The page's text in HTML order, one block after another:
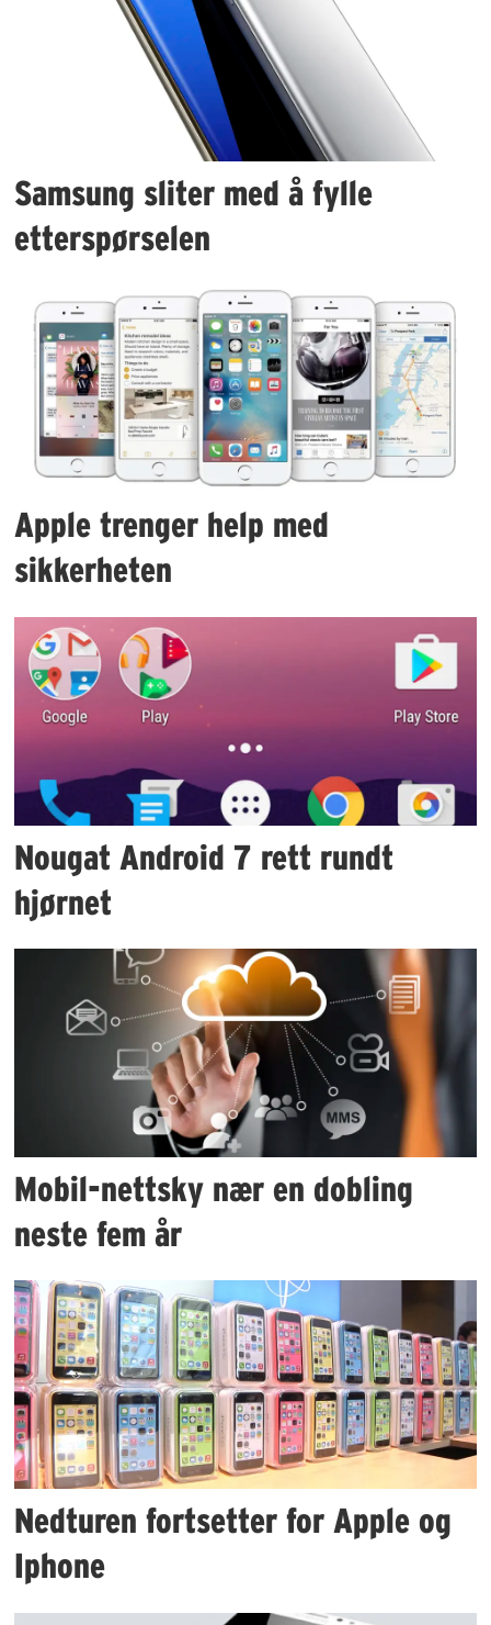
Samsung sliter med å fylle
etterspørselen
Apple trenger help med
sikkerheten
Nougat Android 7 rett rundt
hjørnet
Mobil-nettsky nær en dobling
neste fem år
Nedturen fortsetter for Apple og
Iphone